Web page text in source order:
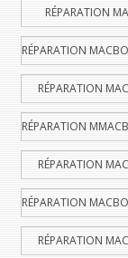
RÉPARATION
RÉPARATION
RÉPARATION
RÉPARATION
RÉPARATION
RÉPARATION
RÉPARATION